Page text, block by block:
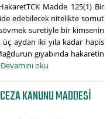
Madde 125(1) Bir
edebilecek nitelikte somut
suretiyle bir kimsenin
üç aydan iki yıla kadar hapis
gıyabında hakaretin
oku
KANUNU MADDESI